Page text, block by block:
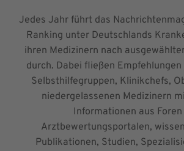
Jedes Jahr führt das
Ranking unter Deutschlands
ihren Medizinern nach
durch. Dabei fließen
Selbsthilfegruppen, Klinikchefs,
niedergelassenen Medizinern
Informationen aus Foren
Arztbewertungsportalen,
Publikationen, Studien,